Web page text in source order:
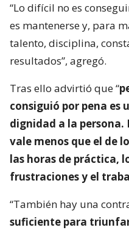
“Lo difícil no es
es mantenerse y, para
talento, disciplina,
resultados”, agregó.
Tras ello advirtió que “
consiguió por pena
dignidad a la persona.
vale menos que el de
las horas de práctica,
frustraciones y el
“También hay una
suficiente para